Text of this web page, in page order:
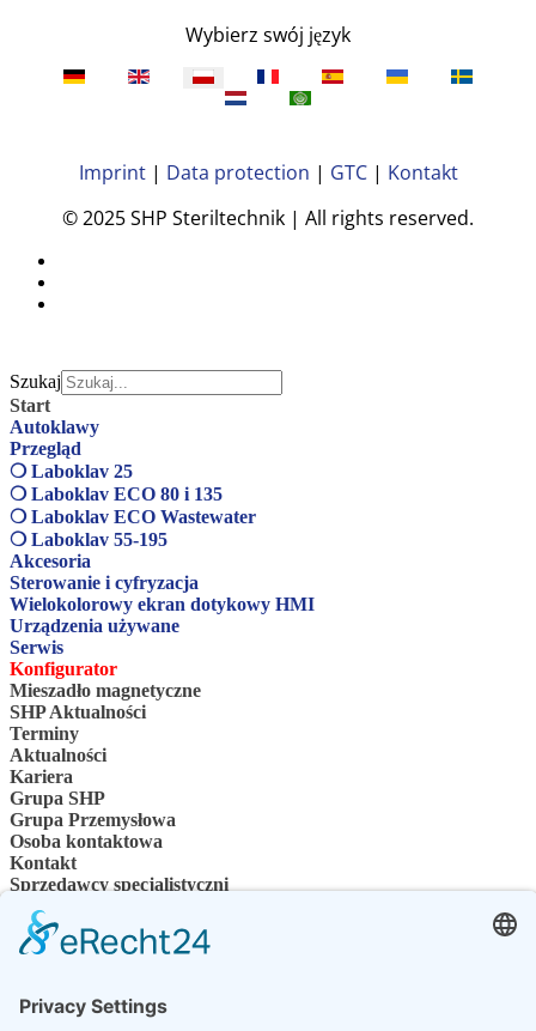
Wybierz swój język
Imprint| Data protection | GTC| Kontakt
© 2025 SHP Steriltechnik | All rights reserved.
Szukaj
Start
Autoklawy
Przegląd
❍ Laboklav 25
❍ Laboklav ECO 80 i 135
❍ Laboklav ECO Wastewater
❍ Laboklav 55-195
Akcesoria
Sterowanie i cyfryzacja
Wielokolorowy ekran dotykowy HMI
Urządzenia używane
Serwis
Konfigurator
Mieszadło magnetyczne
SHP Aktualności
Terminy
Aktualności
Kariera
Grupa SHP
Grupa Przemysłowa
Osoba kontaktowa
Kontakt
Sprzedawcy specjalistyczni
SHP Wiedza specjalistyczna
Pliki do pobrania SHP